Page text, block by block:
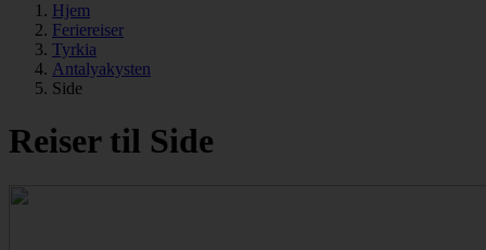
Hjem
Feriereiser
Tyrkia
Antalyakysten
Side
Reiser til Side